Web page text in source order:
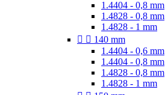
1.4404 - 0,8 mm
1.4828 - 0,8 mm
1.4828 - 1 mm
  140 mm
1.4404 - 0,6 mm
1.4404 - 0,8 mm
1.4828 - 0,8 mm
1.4828 - 1 mm